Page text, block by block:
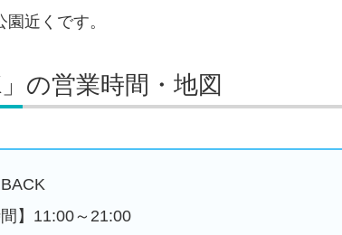
近くです。
」の営業時間・地図
BACK
間】11:00～21:00